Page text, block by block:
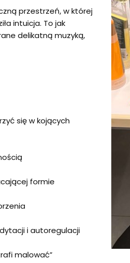
przestrzeń, w której
intuicja. To jak
delikatną muzyką,
się w kojących
formie
i autoregulacji
malować”